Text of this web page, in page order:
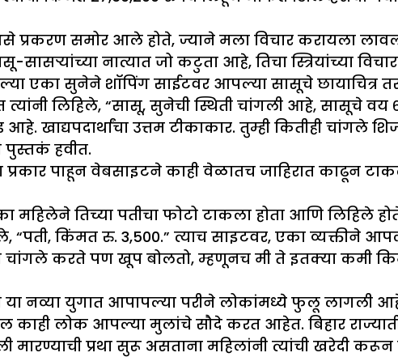
समोर आले होते, ज्याने मला विचार करायला
नात्यात जो कटुता आहे, तिचा स्त्रियांच्या
एका सुनेने शॉपिंग साईटवर आपल्या सासूचे छायाचित्र
त्यांनी लिहिले, “सासू, सुनेची स्थिती चांगली आहे, सासूचे
खाद्यपदार्थांचा उत्तम टीकाकार. तुम्ही कितीही
पुस्तकं हवीत.
प्रकार पाहून वेबसाइटने काही वेळातच जाहिरात काढून
तिच्या पतीचा फोटो टाकला होता आणि लिहिले
“पती, किंमत रु. 3,500.” त्याच साइटवर, एका व्यक्तीने
चांगले करते पण खूप बोलतो, म्हणूनच मी ते इतक्या कमी
या नव्या युगात आपापल्या परीने लोकांमध्ये फुलू लागली
काही लोक आपल्या मुलांचे सौदे करत आहेत. बिहार
मारण्याची प्रथा सुरू असताना महिलांनी त्यांची खरेदी